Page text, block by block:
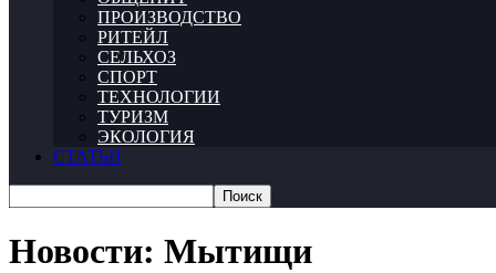
ПРОИЗВОДСТВО
РИТЕЙЛ
СЕЛЬХОЗ
СПОРТ
ТЕХНОЛОГИИ
ТУРИЗМ
ЭКОЛОГИЯ
СТАТЬИ
Новости: Мытищи